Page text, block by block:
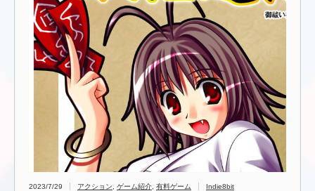
2023/7/29 アクション ゲーム紹介 有料ゲーム Indie8bit